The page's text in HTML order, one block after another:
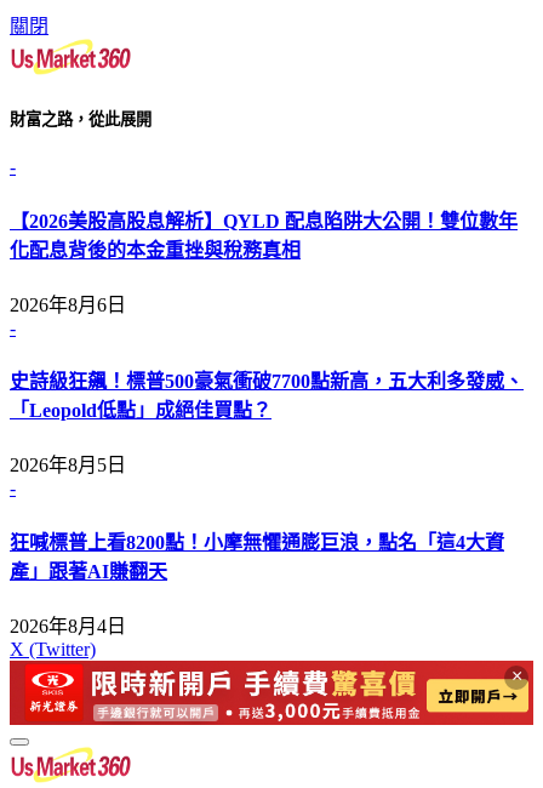
關閉
財富之路，從此展開
-
【2026美股高股息解析】QYLD 配息陷阱大公開！雙位數年
化配息背後的本金重挫與稅務真相
2026年8月6日
-
史詩級狂飆！標普500豪氣衝破7700點新高，五大利多發威、
「Leopold低點」成絕佳買點？
2026年8月5日
-
狂喊標普上看8200點！小摩無懼通膨巨浪，點名「這4大資
產」跟著AI賺翻天
2026年8月4日
X (Twitter)
×